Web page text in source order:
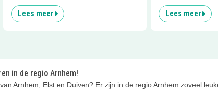
watersportliefhebbers. Dat je bij deze
recreatiegebieden van Leisurelands
Lees meer
natuur, ga voor
binnen bij
dieren van
Lees meer
in de regio Arnhem!
Arnhem, Elst en Duiven? Er zijn in de regio Arnhem zoveel